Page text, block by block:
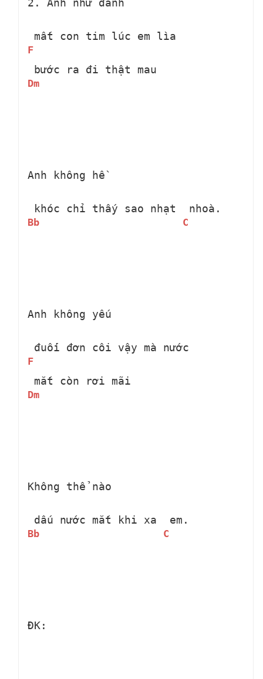
2. Anh như đánh
F
mất con tim lúc em lìa
Dm
bước ra đi thật mau
Anh không hề
Bb
khóc chỉ thấy sao nhạt
C
nhoà.
Anh không yếu
F
đuối đơn côi vậy mà nước
Dm
mắt còn rơi mãi
Không thể nào
Bb
dấu nước mắt khi xa
C
em.
ĐK: